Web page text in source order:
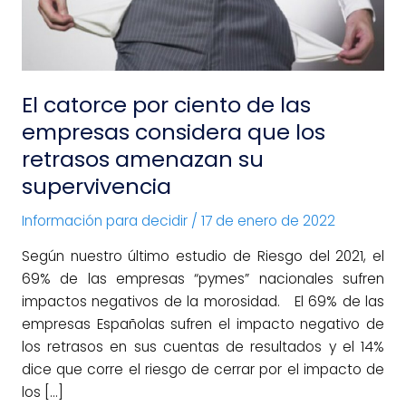
El catorce por ciento de las
empresas considera que los
retrasos amenazan su
supervivencia
Información para decidir/ 17 de enero de 2022
Según nuestro último estudio de Riesgo del 2021, el
69% de las empresas “pymes” nacionales sufren
impactos negativos de la morosidad. El 69% de las
empresas Españolas sufren el impacto negativo de
los retrasos en sus cuentas de resultados y el 14%
dice que corre el riesgo de cerrar por el impacto de
los […]
considera
los
retrasos
amenazan
su
supervivencia